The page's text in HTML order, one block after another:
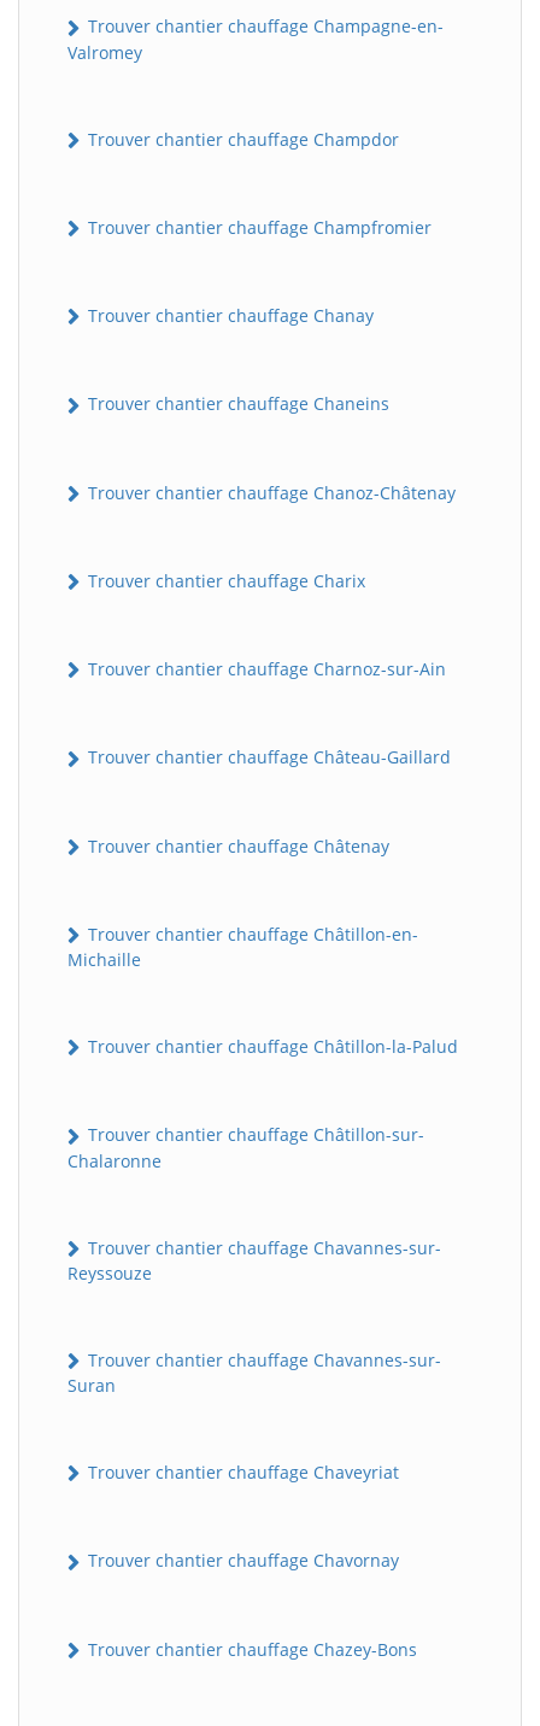
Trouver chantier chauffage Champagne-en-
Valromey
Trouver chantier chauffage Champdor
Trouver chantier chauffage Champfromier
Trouver chantier chauffage Chanay
Trouver chantier chauffage Chaneins
Trouver chantier chauffage Chanoz-Châtenay
Trouver chantier chauffage Charix
Trouver chantier chauffage Charnoz-sur-Ain
Trouver chantier chauffage Château-Gaillard
Trouver chantier chauffage Châtenay
Trouver chantier chauffage Châtillon-en-
Michaille
Trouver chantier chauffage Châtillon-la-Palud
Trouver chantier chauffage Châtillon-sur-
Chalaronne
Trouver chantier chauffage Chavannes-sur-
Reyssouze
Trouver chantier chauffage Chavannes-sur-
Suran
Trouver chantier chauffage Chaveyriat
Trouver chantier chauffage Chavornay
Trouver chantier chauffage Chazey-Bons
B BatiWebPro